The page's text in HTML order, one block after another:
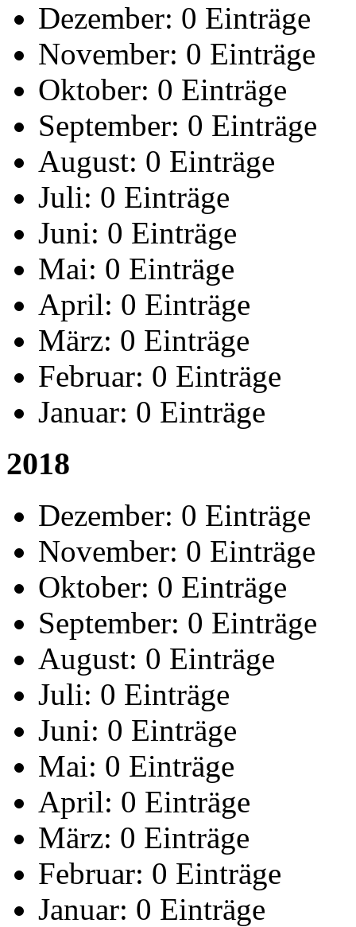
Dezember: 0 Einträge
November: 0 Einträge
Oktober: 0 Einträge
September: 0 Einträge
August: 0 Einträge
Juli: 0 Einträge
Juni: 0 Einträge
Mai: 0 Einträge
April: 0 Einträge
März: 0 Einträge
Februar: 0 Einträge
Januar: 0 Einträge
2018
Dezember: 0 Einträge
November: 0 Einträge
Oktober: 0 Einträge
September: 0 Einträge
August: 0 Einträge
Juli: 0 Einträge
Juni: 0 Einträge
Mai: 0 Einträge
April: 0 Einträge
März: 0 Einträge
Februar: 0 Einträge
Januar: 0 Einträge